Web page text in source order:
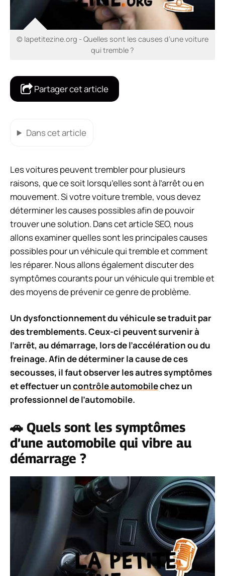
© lapetitezine.org - Quelles sont les causes d’une voiture
qui tremble ?
Partager cet article
Dans cet article
Les voitures peuvent trembler pour plusieurs
raisons, que ce soit lorsqu’elles sont à l’arrêt ou en
mouvement. Si votre voiture tremble, vous devez
déterminer les causes possibles afin de pouvoir
trouver une solution. Dans cet article SEO, nous
allons examiner quelles sont les principales causes
possibles pour un véhicule qui tremble et comment
les réparer. Nous allons également discuter des
symptômes courants pour un véhicule qui tremble et
des moyens de prévenir ce genre de problème.
Un dysfonctionnement du véhicule se traduit par
des tremblements. Ceux-ci peuvent survenir à
l’arrêt, au démarrage, lors de l’accélération ou du
freinage. Afin de déterminer la cause de ces
secousses, il faut observer les autres symptômes
et effectuer uncontrôle automobilechez un
professionnel de l’automobile.
🚗 Quels sont les symptômes
d’une automobile qui vibre au
démarrage ?